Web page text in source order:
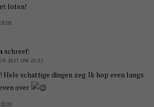
loten!
schreef:
2017 OM 22:21
Hele schattige dingen zeg. Ik hop even langs
over